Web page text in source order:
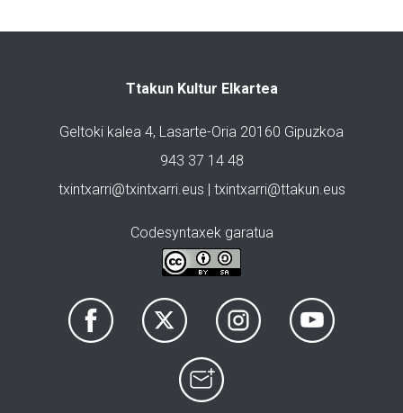
Ttakun Kultur Elkartea
Geltoki kalea 4, Lasarte-Oria 20160 Gipuzkoa
943 37 14 48
txintxarri@txintxarri.eus | txintxarri@ttakun.eus
Codesyntaxek garatua